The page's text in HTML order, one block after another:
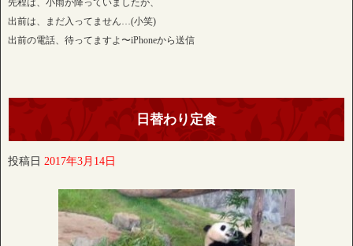
先程は、小雨が降っていましたが、
出前は、まだ入ってません…(小笑)
出前の電話、待ってますよ〜iPhoneから送信
日替わり定食
投稿日 2017年3月14日